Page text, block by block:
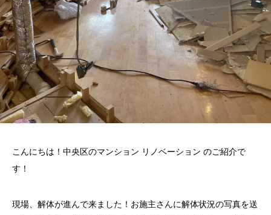
こんにちは！中央区のマンション リノベーション のご紹介で
す！
現場、解体が進んで来ました！お施主さんに解体状況の写真を送